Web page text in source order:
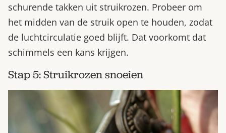
schurende takken uit struikrozen. Probeer om
het midden van de struik open te houden, zodat
de luchtcirculatie goed blijft. Dat voorkomt dat
schimmels een kans krijgen.
Stap 5: Struikrozen snoeien